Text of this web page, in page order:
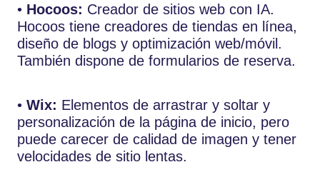
• Hocoos: Creador de sitios web con IA.
Hocoos tiene creadores de tiendas en línea,
diseño de blogs y optimización web/móvil.
También dispone de formularios de reserva.
• Wix: Elementos de arrastrar y soltar y
personalización de la página de inicio, pero
puede carecer de calidad de imagen y tener
velocidades de sitio lentas.